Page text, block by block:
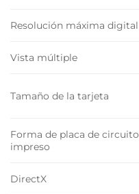
Resolución máxima digital
Vista múltiple
Tamaño de la tarjeta
Forma de placa de circuito
impreso
DirectX